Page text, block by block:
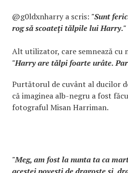
@g0ldxnharry a scris: "Sunt
rog să scoateți tălpile lui Harry."
Alt utilizator, care semnează cu
"Harry are tălpi foarte urâte.
Purtătorul de cuvânt al ducilor
că imaginea alb-negru a fost
fotograful Misan Harriman.
"Meg, am fost la nunta ta ca